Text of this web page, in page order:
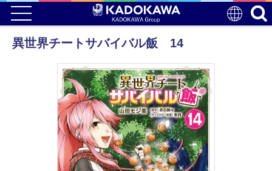
異世界チートサバイバル飯 14